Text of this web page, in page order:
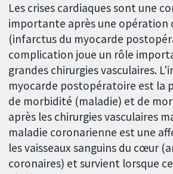
Les crises cardiaques sont une
importante après une opération
(infarctus du myocarde
complication joue un rôle
grandes chirurgies vasculaires.
myocarde postopératoire est la
de morbidité (maladie) et de
après les chirurgies vasculaires
maladie coronarienne est une
les vaisseaux sanguins du cœur
coronaires) et survient lorsque